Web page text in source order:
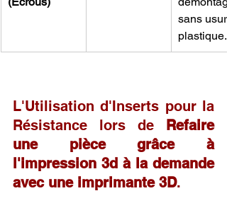
sans
plastique.
L'Utilisation d'Inserts pour la
Résistance lors de
Refaire
une pièce grâce à
l'impression 3d à la demande
avec une imprimante 3D.